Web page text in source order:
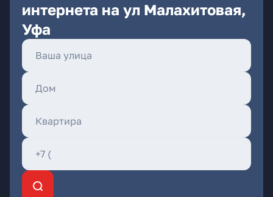
интернета на ул Малахитовая,
Уфа